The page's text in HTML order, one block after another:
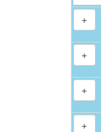
+
+
+
+